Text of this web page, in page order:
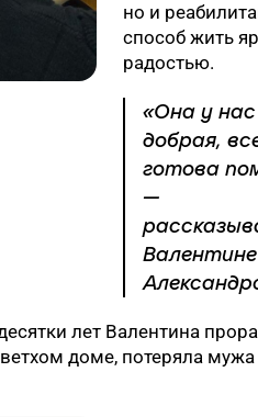
но и
способ жить
радостью.
«Она у нас
добрая,
готова
—
Валентине
лет Валентина
доме, потеряла мужа